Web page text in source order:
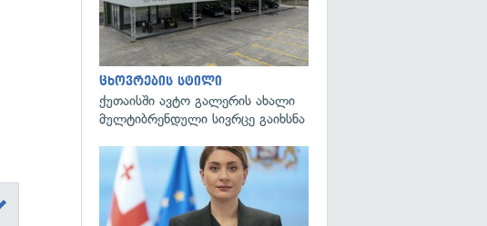
ცხოვრების სტილი
ქუთაისში ავტო გალერის ახალი
მულტიბრენდული სივრცე გაიხსნა